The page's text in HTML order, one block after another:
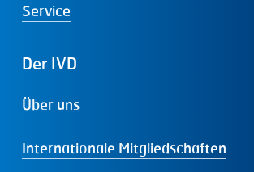
Service
Der IVD
Über uns
Internationale Mitgliedschaften